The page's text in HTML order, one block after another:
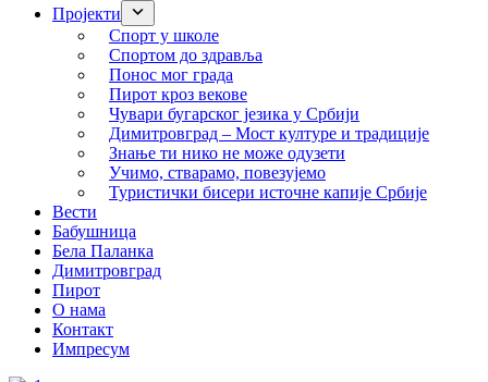
Пројекти
Спорт у школе
Спортом до здравља
Понос мог града
Пирот кроз векове
Чувари бугарског језика у Србији
Димитровград – Мост културе и традиције
Знање ти нико не може одузети
Учимо, стварамо, повезујемо
Туристички бисери источне капије Србије
Вести
Бабушница
Бела Паланка
Димитровград
Пирот
О нама
Контакт
Импресум